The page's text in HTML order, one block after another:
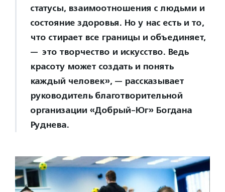
статусы, взаимоотношения с людьми и
состояние здоровья. Но у нас есть и то,
что стирает все границы и объединяет,
— это творчество и искусство. Ведь
красоту может создать и понять
каждый человек», — рассказывает
руководитель благотворительной
организации «Добрый-Юг» Богдана
Руднева.